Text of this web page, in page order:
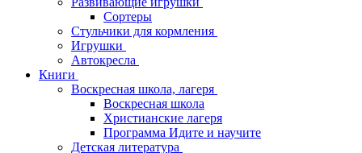
Сортеры
Стульчики для кормления
Игрушки
Автокресла
Книги
Воскресная школа, лагеря
Воскресная школа
Христианские лагеря
Программа Идите и научите
Детская литература